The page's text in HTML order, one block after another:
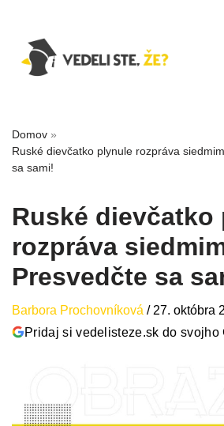
Domov »
Ruské dievčatko plynule rozpráva
sa sami!
Ruské dievčatko
rozpráva
Presvedčte sa
Barbora Prochovníková / 27. októbra
Pridaj si vedelisteze.sk do svojho